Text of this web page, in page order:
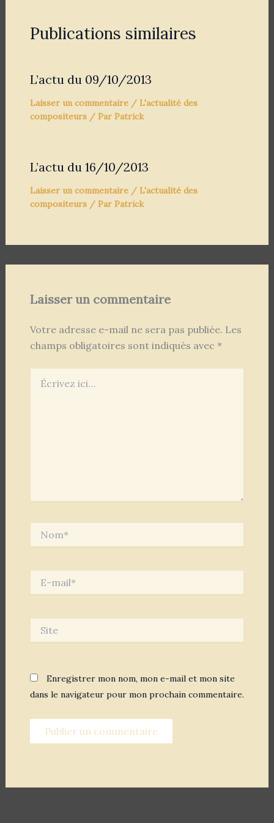
Publications similaires
L’actu du 09/10/2013
Laisser un commentaire / L'actualité des
compositeurs/ Par Patrick
L’actu du 16/10/2013
Laisser un commentaire / L'actualité des
compositeurs/ Par Patrick
Laisser un commentaire
Votre adresse e-mail ne sera pas publiée. Les
champs obligatoires sont indiqués avec *
ici…
mail*
Enregistrer mon nom, mon e-mail et mon site
dans le navigateur pour mon prochain commentaire.